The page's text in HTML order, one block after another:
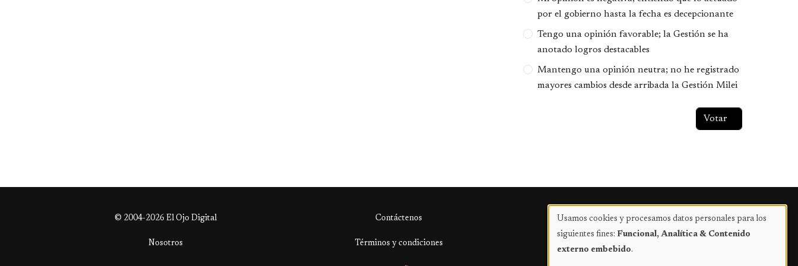
por el gobierno hasta la fecha es decepcionante
Tengo una opinión favorable; la Gestión se ha
anotado logros destacables
Mantengo una opinión neutra; no he registrado
mayores cambios desde arribada la Gestión Milei
© 2004-2026 El Ojo Digital Contáctenos Publicidad
Nosotros Términos y condiciones
Uso
de
Usamos cookies y procesamos datos personales para los
siguientes fines: Funcional, Analítica & Contenido
externo embebido.